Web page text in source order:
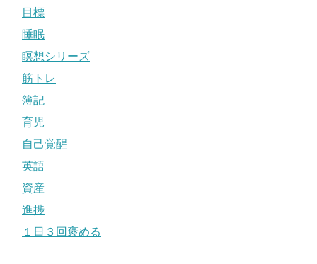
目標
睡眠
瞑想シリーズ
筋トレ
簿記
育児
自己覚醒
英語
資産
進捗
１日３回褒める